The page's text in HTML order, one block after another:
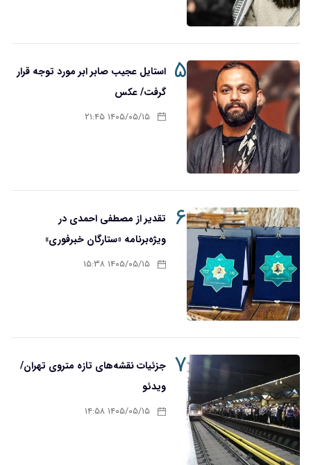
۵ استایل عجیب صابر ابر مورد توجه قرار
گرفت/ عکس
۱۴۰۵/۰۵/۱۵ ۲۱:۴۵
۶
تقدیر از مصطفی احمدی در
ویژه‌برنامه «ستارگان خبرفوری»
۱۴۰۵/۰۵/۱۵ ۱۵:۳۸
۷ جزئیات نقشه‌های تازه متروی تهران/
ویدئو
۱۴۰۵/۰۵/۱۵ ۱۴:۵۸